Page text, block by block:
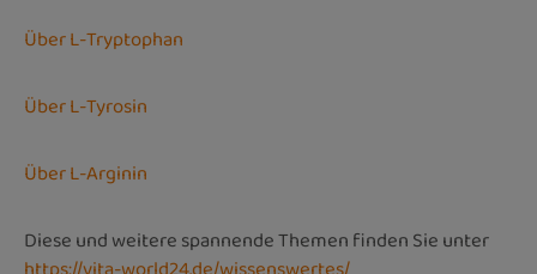
Über L-Tryptophan
Über L-Tyrosin
Über L-Arginin
Diese und weitere spannende Themen finden Sie unter